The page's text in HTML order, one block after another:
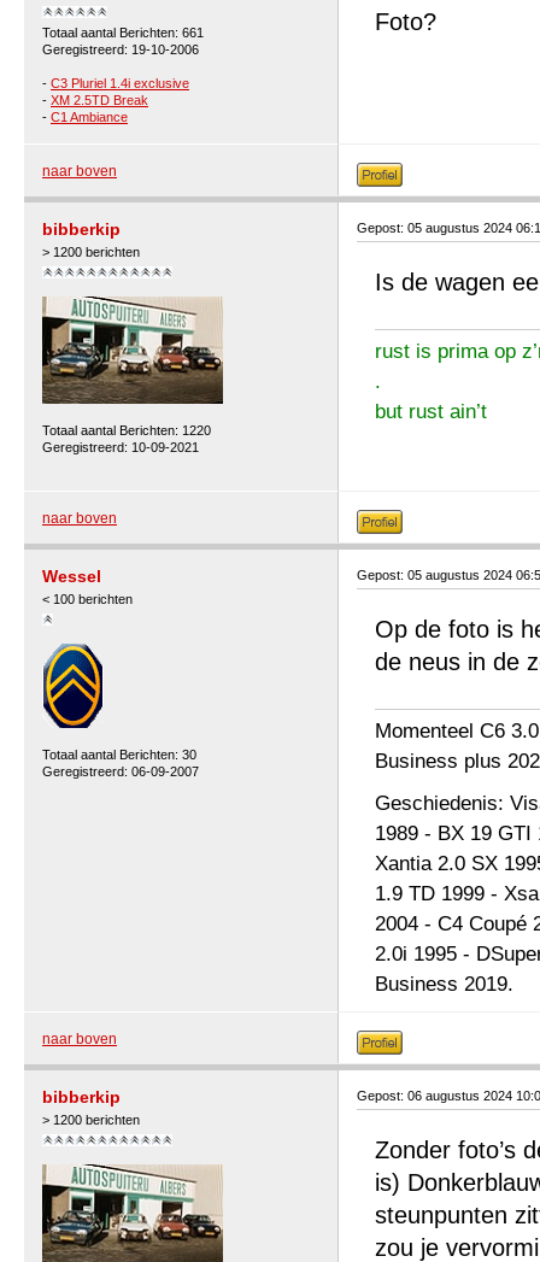
Totaal aantal Berichten: 661
Geregistreerd: 19-10-2006
- C3 Pluriel 1.4i exclusive
- XM 2.5TD Break
- C1 Ambiance
Foto?
naar boven
bibberkip
> 1200 berichten
Totaal aantal Berichten: 1220
Geregistreerd: 10-09-2021
Gepost: 05 augustus 2024
Is de wagen
rust is prima op
.
but rust ain’t
naar boven
Wessel
< 100 berichten
Totaal aantal Berichten: 30
Geregistreerd: 06-09-2007
Gepost: 05 augustus 2024
Op de foto is
de neus in de
Momenteel C6
Business plus
Geschiedenis:
1989 - BX 19 GTI
Xantia 2.0 SX
1.9 TD 1999 -
2004 - C4 Coupé
2.0i 1995 -
Business 2019.
naar boven
bibberkip
> 1200 berichten
Gepost: 06 augustus 2024
Zonder foto’s
is)
steunpunten
zou je